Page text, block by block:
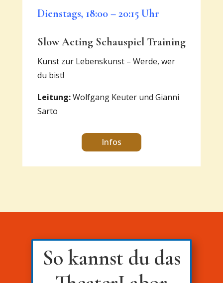
Dienstags, 18:00 – 20:15 Uhr
Slow Acting Schauspiel Training
Kunst zur Lebenskunst – Werde, wer
du bist!
Leitung:Wolfgang Keuter und Gianni
Sarto
Infos
So kannst du das